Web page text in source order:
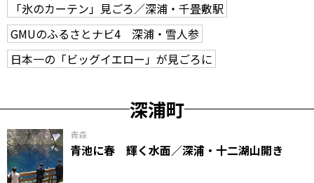
「氷のカーテン」見ごろ／深浦・千畳敷駅
GMUのふるさとナビ4 深浦・雪人参
日本一の「ビッグイエロー」が見ごろに
深浦町
青森
青池に春 輝く水面／深浦・十二湖山開き